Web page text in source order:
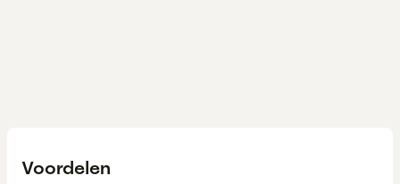
Voordelen